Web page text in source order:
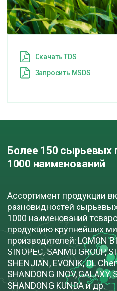
Cкачать TDS
Запросить MSDS
Более 150 сырьевых
1000 наименований
Ассортимент продукции
разновидностей
1000 наименований
продукцию крупнейших
производителей: LOMON
SINOPEC, SANMU GROUP,
SHENJIAN, EVONIK, DL
SHANDONG INOV, GALAXY,
SHANDONG KUNDA и др.